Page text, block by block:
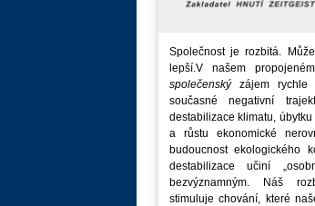
Společnost je rozbitá.
lepší.V našem
společenskýzájem rychle
současné negativní
destabilizace klimatu,
a růstu ekonomické
budoucnost ekologického
destabilizace učiní
bezvýznamným. Náš
stimuluje chování, které